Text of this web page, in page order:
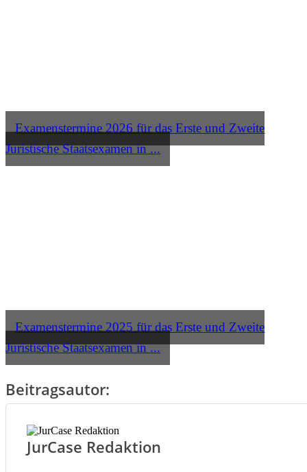
Examenstermine 2026 für das Erste und Zweite
Juristische Staatsexamen in ...
Examenstermine 2025 für das Erste und Zweite
Juristische Staatsexamen in ...
Beitragsautor:
JurCase Redaktion